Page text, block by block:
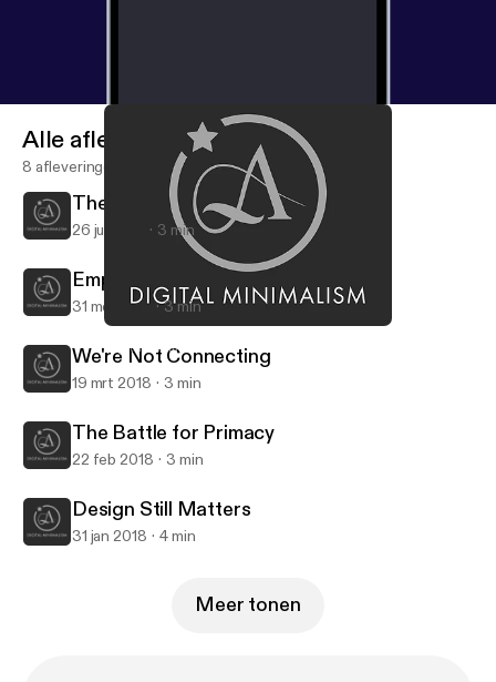
Digital Minimalism
Alle afleveringen
8 afleveringen
The Curse of Protocol
26 jul 2018 3 min
Empower Yourself
31 mei 2018 3 min
We're Not Connecting
19 mrt 2018 3 min
The Battle for Primacy
22 feb 2018 3 min
Design Still Matters
31 jan 2018 4 min
Meer tonen